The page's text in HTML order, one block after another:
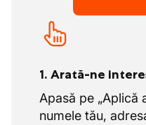
1. Arată-ne
Apasă pe „Aplică
numele tău,